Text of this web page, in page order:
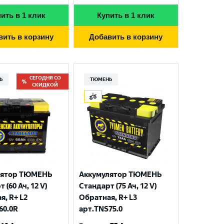
в 1 клик
в корзину
Купить в 1 клик
Добавить в корзину
СЕГОДНЯ СО
СКИДКОЙ
ТЮМЕНЬ
(60 Ач, 12 V)
R+ L2
ТЮМЕНЬ
Аккумулятор ТЮМЕНЬ
Стандарт (75 Ач, 12 V)
Обратная, R+ L3
арт.TNS75.0